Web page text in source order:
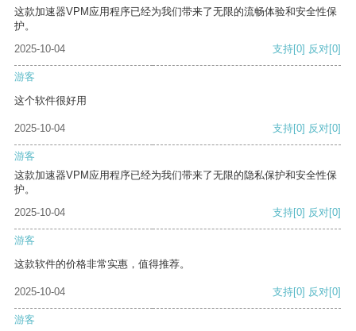
这款加速器VPM应用程序已经为我们带来了无限的流畅体验和安全性保
护。
2025-10-04
支持[0] 反对[0]
游客
这个软件很好用
2025-10-04 支持[0] 反对[0]
游客
这款加速器VPM应用程序已经为我们带来了无限的隐私保护和安全性保
护。
2025-10-04
支持[0] 反对[0]
游客
这款软件的价格非常实惠，值得推荐。
2025-10-04 支持[0] 反对[0]
游客